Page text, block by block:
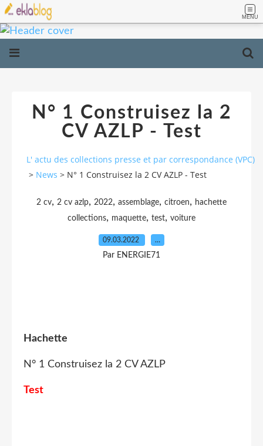
MENU
N° 1 Construisez la 2
CV AZLP - Test
L' actu des collections presse et par correspondance (VPC)
> News > N° 1 Construisez la 2 CV AZLP - Test
2 cv, 2 cv azlp, 2022, assemblage, citroen, hachette
collections, maquette, test, voiture
09.03.2022 …
Par ENERGIE71
Hachette
N° 1 Construisez la 2 CV AZLP
Test